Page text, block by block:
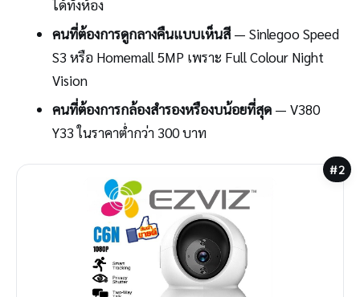
ได้ทั้งห้อง
คนที่ต้องการดูกลางคืนแบบเห็นสี— Sinlegoo Speed
S3 หรือ Homemall 5MP เพราะ Full Colour Night
Vision
คนที่ต้องการกล้องสำรองหรืองบน้อยที่สุด— V380
Y33 ในราคาต่ำกว่า 300 บาท
#2